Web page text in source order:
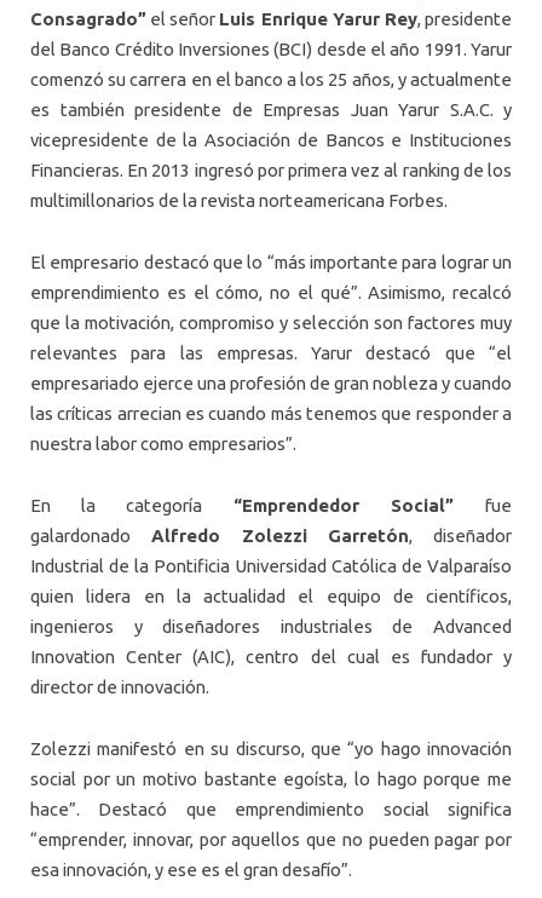
Consagrado” el señor Luis Enrique Yarur Rey, presidente
del Banco Crédito Inversiones (BCI) desde el año 1991. Yarur
comenzó su carrera en el banco a los 25 años, y actualmente
es también presidente de Empresas Juan Yarur S.A.C. y
vicepresidente de la Asociación de Bancos e Instituciones
Financieras. En 2013 ingresó por primera vez al ranking de los
multimillonarios de la revista norteamericana Forbes.
El empresario destacó que lo “más importante para lograr un
emprendimiento es el cómo, no el qué”. Asimismo, recalcó
que la motivación, compromiso y selección son factores muy
relevantes para las empresas. Yarur destacó que “el
empresariado ejerce una profesión de gran nobleza y cuando
las críticas arrecian es cuando más tenemos que responder a
nuestra labor como empresarios”.
En la categoría “Emprendedor Social”fue
galardonado Alfredo Zolezzi Garretón, diseñador
Industrial de la Pontificia Universidad Católica de Valparaíso
quien lidera en la actualidad el equipo de científicos,
ingenieros y diseñadores industriales de Advanced
Innovation Center (AIC), centro del cual es fundador y
director de innovación.
Zolezzi manifestó en su discurso, que “yo hago innovación
social por un motivo bastante egoísta, lo hago porque me
hace”. Destacó que emprendimiento social significa
“emprender, innovar, por aquellos que no pueden pagar por
esa innovación, y ese es el gran desafío”.